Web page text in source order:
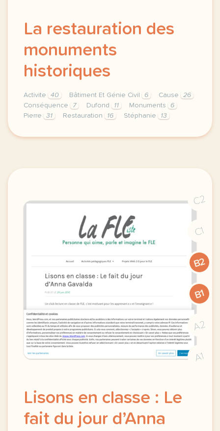
La restauration des
monuments
historiques
Activite 40 Bâtiment Et Génie Civil 6 Cause
26
Conséquence
7 Dufond 11 Monuments
6
Pierre
31 Restauration 16 Stéphanie 13
theme batiment et genie civil duree 180 minutes
C2
C1
B2
B1
A2
A1
Lisons en classe : Le
fait du jour d’Anna